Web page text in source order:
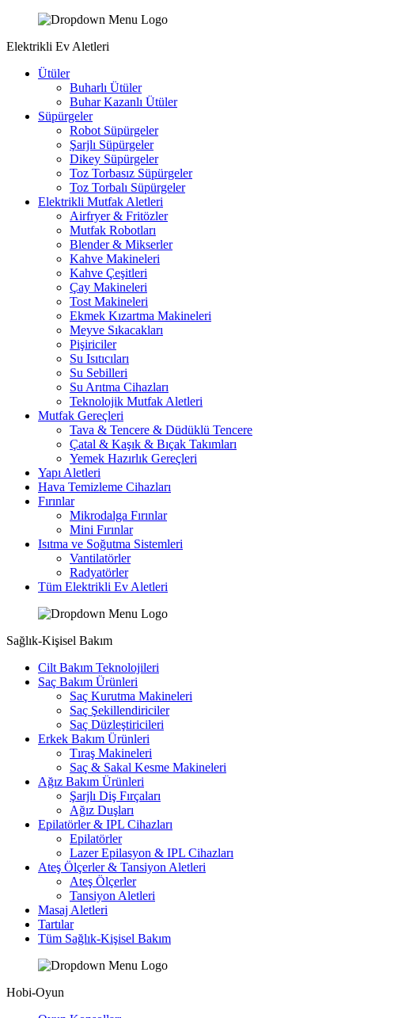
Elektrikli Ev Aletleri
Ütüler
Buharlı Ütüler
Buhar Kazanlı Ütüler
Süpürgeler
Robot Süpürgeler
Şarjlı Süpürgeler
Dikey Süpürgeler
Toz Torbasız Süpürgeler
Toz Torbalı Süpürgeler
Elektrikli Mutfak Aletleri
Airfryer & Fritözler
Mutfak Robotları
Blender & Mikserler
Kahve Makineleri
Kahve Çeşitleri
Çay Makineleri
Tost Makineleri
Ekmek Kızartma Makineleri
Meyve Sıkacakları
Pişiriciler
Su Isıtıcıları
Su Sebilleri
Su Arıtma Cihazları
Teknolojik Mutfak Aletleri
Mutfak Gereçleri
Tava & Tencere & Düdüklü Tencere
Çatal & Kaşık & Bıçak Takımları
Yemek Hazırlık Gereçleri
Yapı Aletleri
Hava Temizleme Cihazları
Fırınlar
Mikrodalga Fırınlar
Mini Fırınlar
Isıtma ve Soğutma Sistemleri
Vantilatörler
Radyatörler
Tüm Elektrikli Ev Aletleri
Sağlık-Kişisel Bakım
Cilt Bakım Teknolojileri
Saç Bakım Ürünleri
Saç Kurutma Makineleri
Saç Şekillendiriciler
Saç Düzleştiricileri
Erkek Bakım Ürünleri
Tıraş Makineleri
Saç & Sakal Kesme Makineleri
Ağız Bakım Ürünleri
Şarjlı Diş Fırçaları
Ağız Duşları
Epilatörler & IPL Cihazları
Epilatörler
Lazer Epilasyon & IPL Cihazları
Ateş Ölçerler & Tansiyon Aletleri
Ateş Ölçerler
Tansiyon Aletleri
Masaj Aletleri
Tartılar
Tüm Sağlık-Kişisel Bakım
Hobi-Oyun